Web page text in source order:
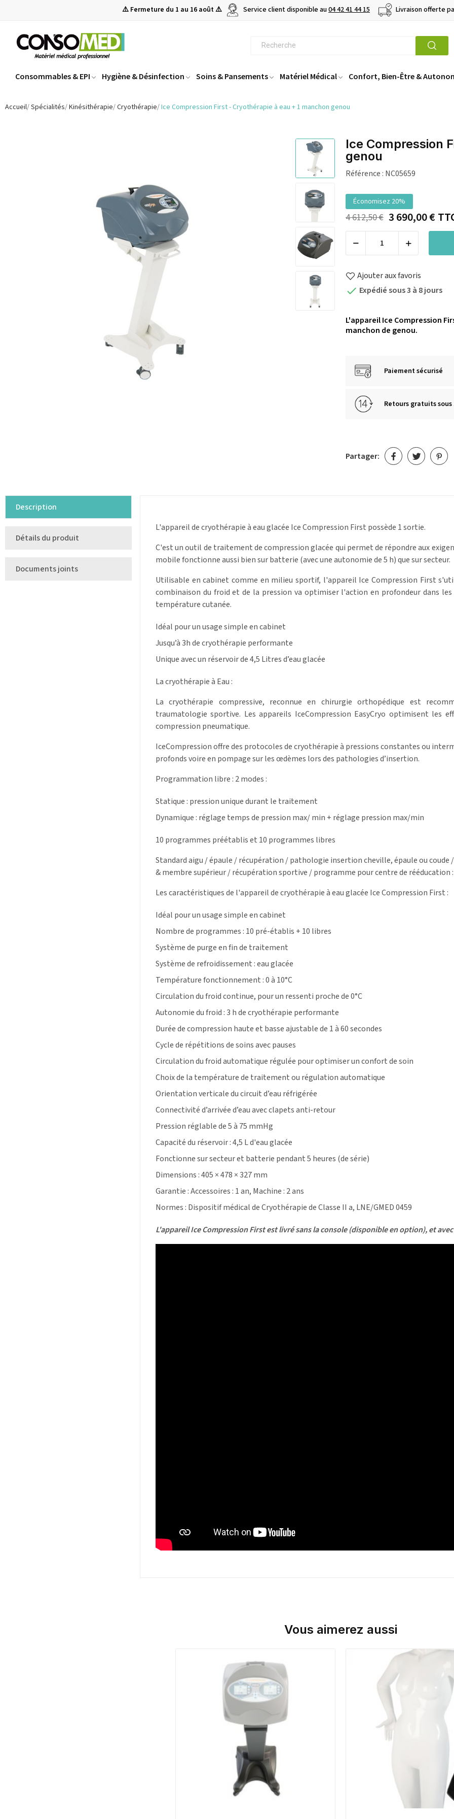
⚠️ Fermeture du 1 au 16 août ⚠️ Service client disponible au04 42 41 44 15 Livraison offerte
Consommables & EPI Hygiène & Désinfection Soins & Pansements Matériel Médical Confort, Bien-Être &
Accueil Spécialités Kinésithérapie Cryothérapie Ice Compression First - Cryothérapie à eau + 1 manchon genou
Ice Compression
genou
Référence : NC05659
Économisez 20%
4 612,50 € 3 690,00 €
Ajouter aux favoris
 Expédié sous 3 à 8 jours
L'appareil Ice Compression
manchon de genou.
Paiement sécurisé
Retours gratuits sous
Partager:
Description
Détails du produit
Documents joints
L'appareil de cryothérapie à eau glacée Ice Compression First possède 1 sortie.
C'est un outil de traitement de compression glacée qui permet de répondre aux
mobile fonctionne aussi bien sur batterie (avec une autonomie de 5 h) que sur secteur.
Utilisable en cabinet comme en milieu sportif, l'appareil Ice Compression First
combinaison du froid et de la pression va optimiser l'action en profondeur dans
température cutanée.
Idéal pour un usage simple en cabinet
Jusqu’à 3h de cryothérapie performante
Unique avec un réservoir de 4,5 Litres d’eau glacée
La cryothérapie à Eau :
La cryothérapie compressive, reconnue en chirurgie orthopédique est
traumatologie sportive. Les appareils IceCompression EasyCryo optimisent les
compression pneumatique.
IceCompression offre des protocoles de cryothérapie à pressions constantes ou
profonds voire en pompage sur les œdèmes lors des pathologies d’insertion.
Programmation libre : 2 modes :
Statique : pression unique durant le traitement
Dynamique : réglage temps de pression max/ min + réglage pression max/min
10 programmes préétablis et 10 programmes libres
Standard aigu / épaule / récupération / pathologie insertion cheville, épaule ou
& membre supérieur / récupération sportive / programme pour centre de rééducation :
Les caractéristiques de l'appareil de cryothérapie à eau glacée Ice Compression First :
Idéal pour un usage simple en cabinet
Nombre de programmes : 10 pré-établis + 10 libres
Système de purge en fin de traitement
Système de refroidissement : eau glacée
Température fonctionnement :0 à 10°C
Circulation du froid continue, pour un ressenti proche de 0°C
Autonomie du froid :3 hde cryothérapie performante
Durée de compression haute et basse ajustable de 1 à 60 secondes
Cycle de répétitions de soins avec pauses
Circulation du froid automatique régulée pour optimiser un confort de soin
Choix de la température de traitement ou régulation automatique
Orientation verticale du circuit d’eau réfrigérée
Connectivité d’arrivée d’eau avec clapets anti-retour
Pression réglable de 5 à 75 mmHg
Capacité du réservoir :4,5 L d'eau glacée
Fonctionne sur secteur et batterie pendant 5 heures (de série)
Dimensions : 405 × 478 × 327 mm
Garantie :Accessoires : 1 an, Machine : 2 ans
Normes : Dispositif médical de Cryothérapie de Classe II a, LNE/GMED 0459
L'appareil Ice Compression First est livré sans la console (disponible en option), et
Vous aimerez aussi